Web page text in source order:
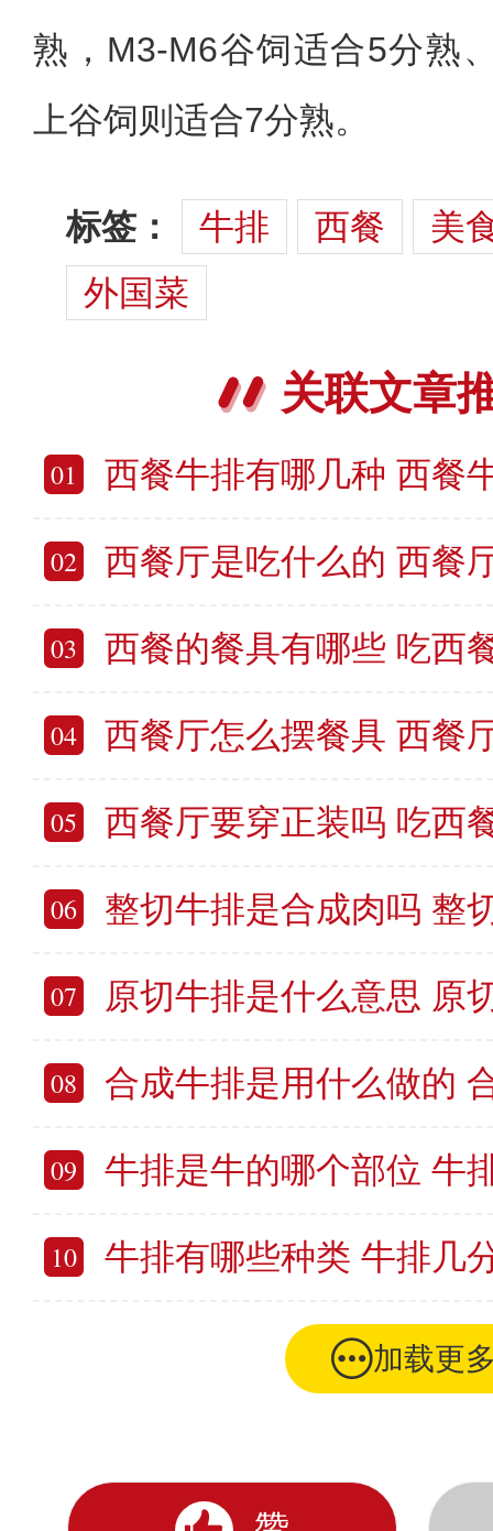
熟，M3-M6谷饲适合5分熟
上谷饲则适合7分熟。
标签： 牛排 西餐
美
外国菜
关联文章
01 西餐牛排有哪几种 西餐
02 西餐厅是吃什么的 西餐
03 西餐的餐具有哪些 吃西
04 西餐厅怎么摆餐具 西餐
05 西餐厅要穿正装吗 吃西
06 整切牛排是合成肉吗 整切牛排和
07 原切牛排是什么意思 原
08 合成牛排是用什么做的
09 牛排是牛的哪个部位 牛排
10 牛排有哪些种类 牛排几
加载更